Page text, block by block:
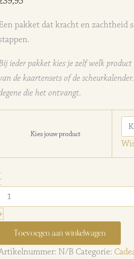
pakket dat kracht en zachtheid
ieder pakket kies je zelf welk
de kaartensets of de
die het ontvangt.
Kies jouw product
Het
Libelle
Veerkracht
&
Transformatie
aantalToevoegen aan winkelwagen
N/B Categorie: